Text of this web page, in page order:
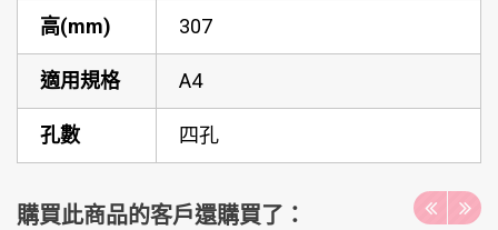
高(mm) 307
適用規格 A4
孔數 四孔
購買此商品的客戶還購買了：